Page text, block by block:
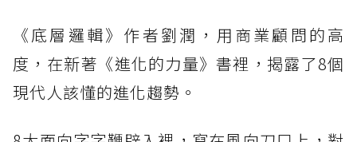
《底層邏輯》作者劉潤，用商業顧問的高
度，在新著《進化的力量》書裡，揭露了8個
現代人該懂的進化趨勢。